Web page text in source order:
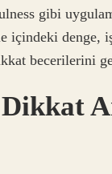
gibi
içindeki denge,
becerilerini